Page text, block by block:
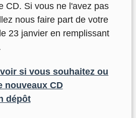
CD. Si vous ne l'avez pas
nous faire part de votre
23 janvier en remplissant
si vous souhaitez ou
nouveaux CD
dépôt